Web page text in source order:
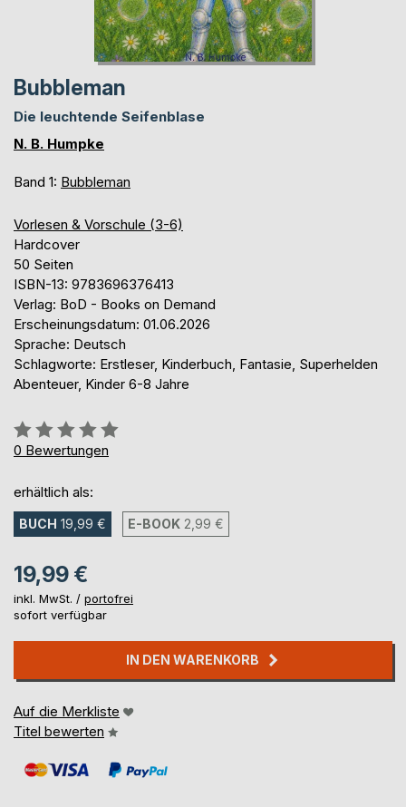
Bubbleman
Die leuchtende Seifenblase
N. B. Humpke
Band 1: Bubbleman
Vorlesen & Vorschule (3-6)
Hardcover
50 Seiten
ISBN-13: 9783696376413
Verlag: BoD - Books on Demand
Erscheinungsdatum: 01.06.2026
Sprache: Deutsch
Schlagworte: Erstleser, Kinderbuch, Fantasie, Superhelden
Abenteuer, Kinder 6-8 Jahre
Bewertung::
0%
0 Bewertungen
erhältlich als:
BUCH 19,99 € E-BOOK 2,99 €
19,99 €
inkl. MwSt. / portofrei
sofort verfügbar
IN DEN WARENKORB
Auf die Merkliste
Titel bewerten